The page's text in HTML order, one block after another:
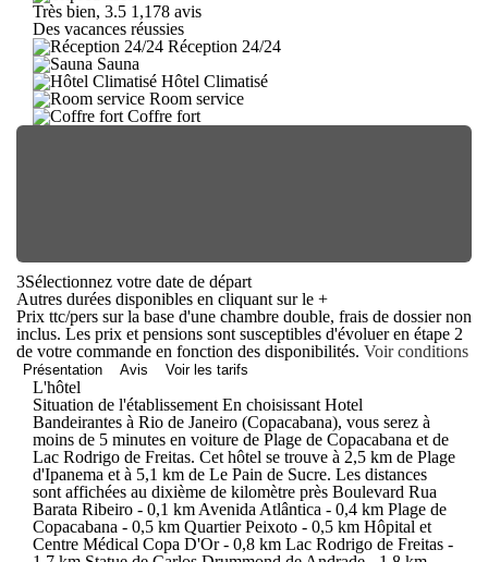
Très bien, 3.5 1,178 avis
Des vacances réussies
Réception 24/24
Sauna
Hôtel Climatisé
Room service
Coffre fort
3Sélectionnez votre date de départ
Autres durées disponibles en cliquant sur le +
Prix ttc/pers sur la base d'une chambre double, frais de dossier non
inclus. Les prix et pensions sont susceptibles d'évoluer en étape 2
de votre commande en fonction des disponibilités. Voir conditions
Présentation Avis Voir les tarifs
L'hôtel
Situation de l'établissement En choisissant Hotel
Bandeirantes à Rio de Janeiro (Copacabana), vous serez à
moins de 5 minutes en voiture de Plage de Copacabana et de
Lac Rodrigo de Freitas. Cet hôtel se trouve à 2,5 km de Plage
d'Ipanema et à 5,1 km de Le Pain de Sucre. Les distances
sont affichées au dixième de kilomètre près Boulevard Rua
Barata Ribeiro - 0,1 km Avenida Atlântica - 0,4 km Plage de
Copacabana - 0,5 km Quartier Peixoto - 0,5 km Hôpital et
Centre Médical Copa D'Or - 0,8 km Lac Rodrigo de Freitas -